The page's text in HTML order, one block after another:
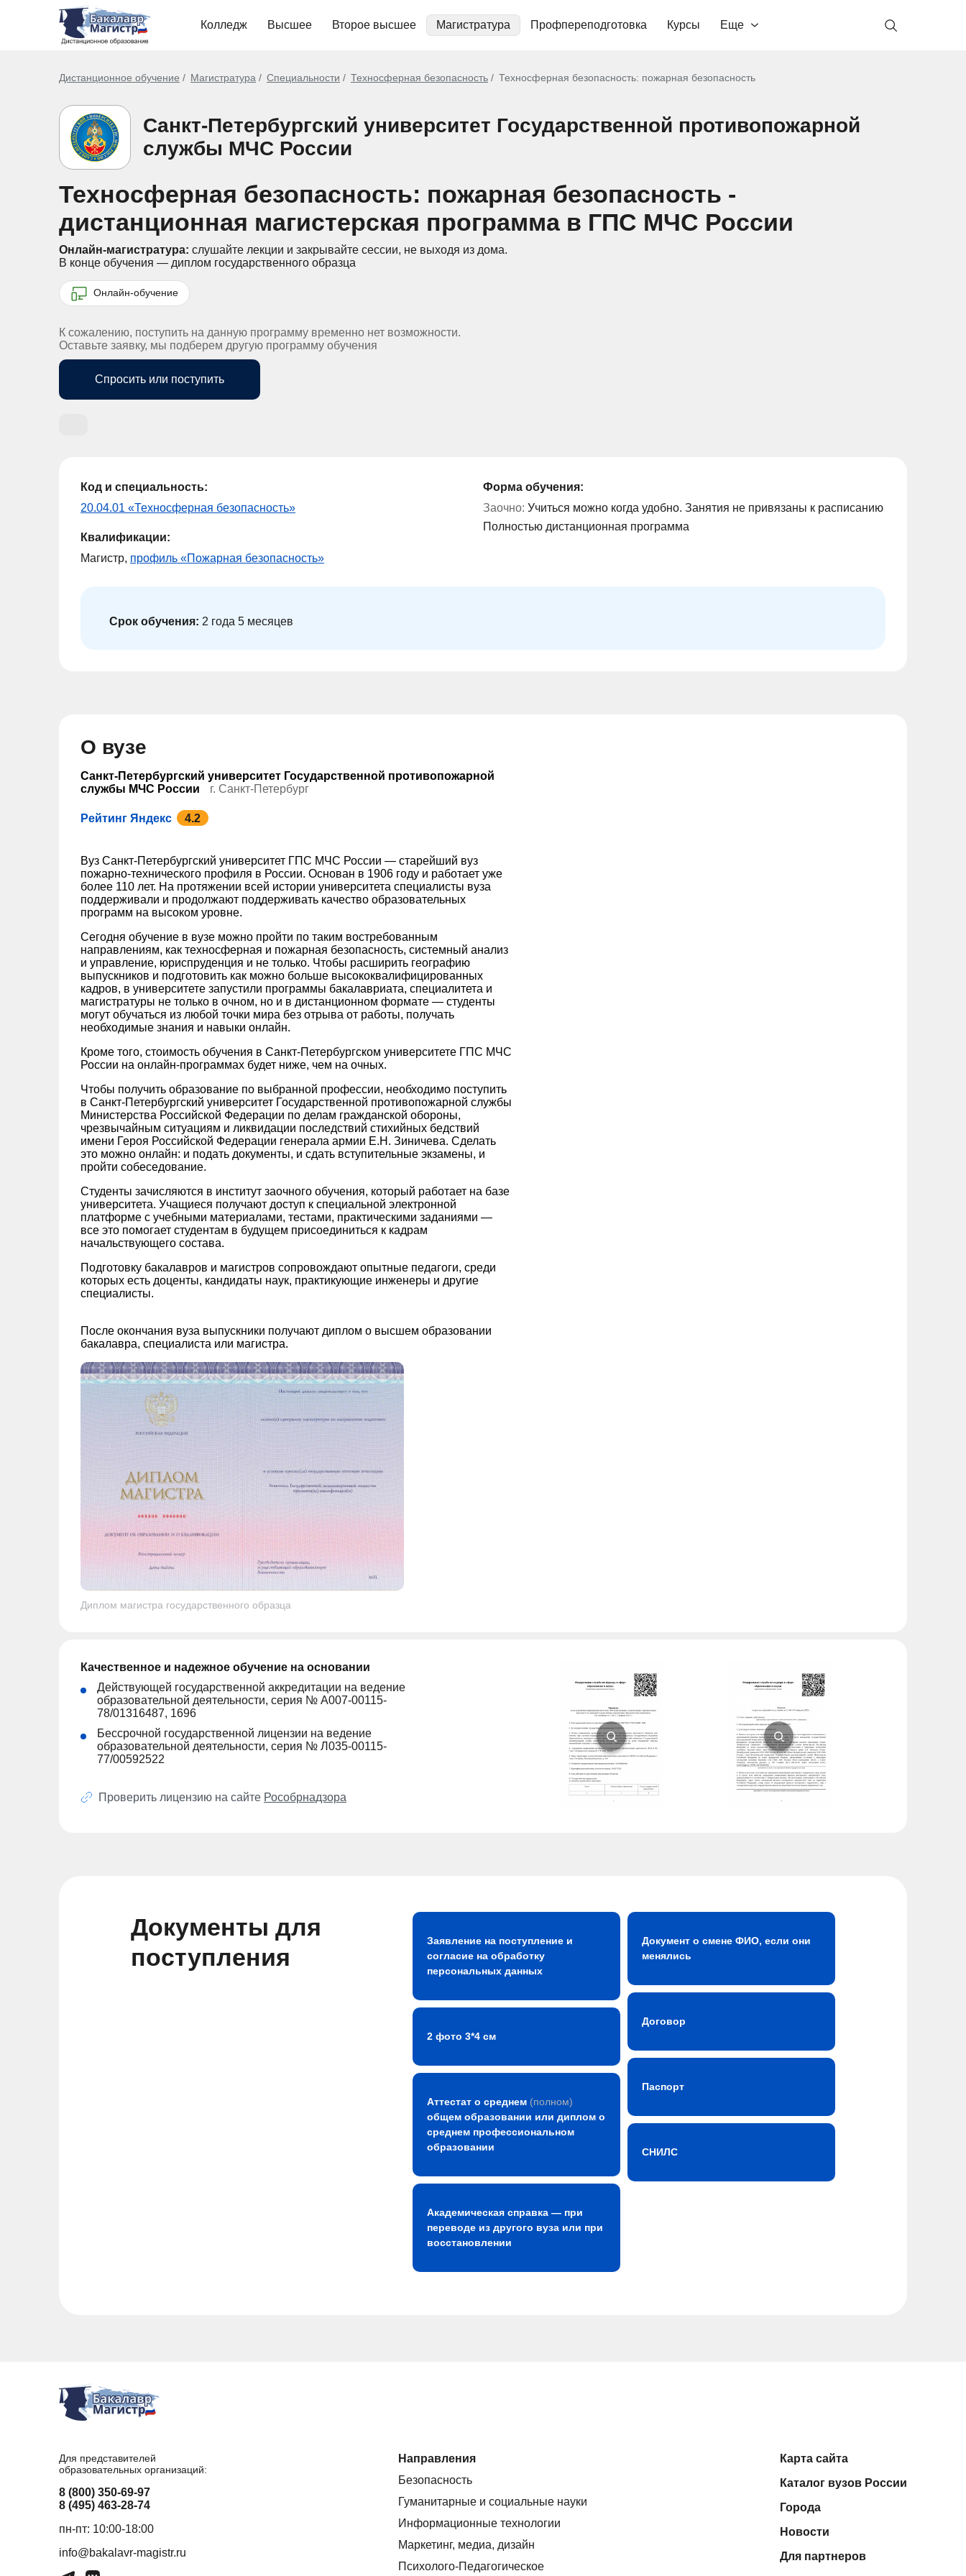
Колледж Высшее Второе высшее Магистратура Профпереподготовка Курсы Еще
Дистанционное обучение Магистратура Специальности Техносферная безопасность Техносферная безопасность: пожарная безопасность
Санкт-Петербургский университет Государственной противопожарной
службы МЧС России
Техносферная безопасность: пожарная безопасность -
дистанционная магистерская программа в ГПС МЧС России
Онлайн-магистратура: слушайте лекции и закрывайте сессии, не выходя из дома.
В конце обучения — диплом государственного образца
Онлайн-обучение
К сожалению, поступить на данную программу временно нет возможности.
Оставьте заявку, мы подберем другую программу обучения
Спросить или поступить
Код и специальность:
20.04.01 «Техносферная безопасность»
Квалификации:
Магистр, профиль «Пожарная безопасность»
Форма обучения:
Заочно: Учиться можно когда удобно. Занятия не привязаны к расписанию
Полностью дистанционная программа
Срок обучения: 2 года 5 месяцев
О вузе
Санкт-Петербургский университет Государственной противопожарной
службы МЧС России
г. Санкт-Петербург
Рейтинг Яндекс 4.2
Вуз Санкт-Петербургский университет ГПС МЧС России — старейший вуз
пожарно-технического профиля в России. Основан в 1906 году и работает уже
более 110 лет. На протяжении всей истории университета специалисты вуза
поддерживали и продолжают поддерживать качество образовательных
программ на высоком уровне.
Сегодня обучение в вузе можно пройти по таким востребованным
направлениям, как техносферная и пожарная безопасность, системный анализ
и управление, юриспруденция и не только. Чтобы расширить географию
выпускников и подготовить как можно больше высококвалифицированных
кадров, в университете запустили программы бакалавриата, специалитета и
магистратуры не только в очном, но и в дистанционном формате — студенты
могут обучаться из любой точки мира без отрыва от работы, получать
необходимые знания и навыки онлайн.
Кроме того, стоимость обучения в Санкт-Петербургском университете ГПС МЧС
России на онлайн-программах будет ниже, чем на очных.
Чтобы получить образование по выбранной профессии, необходимо поступить
в Санкт-Петербургский университет Государственной противопожарной службы
Министерства Российской Федерации по делам гражданской обороны,
чрезвычайным ситуациям и ликвидации последствий стихийных бедствий
имени Героя Российской Федерации генерала армии Е.Н. Зиничева. Сделать
это можно онлайн: и подать документы, и сдать вступительные экзамены, и
пройти собеседование.
Студенты зачисляются в институт заочного обучения, который работает на базе
университета. Учащиеся получают доступ к специальной электронной
платформе с учебными материалами, тестами, практическими заданиями —
все это помогает студентам в будущем присоединиться к кадрам
начальствующего состава.
Подготовку бакалавров и магистров сопровождают опытные педагоги, среди
которых есть доценты, кандидаты наук, практикующие инженеры и другие
специалисты.
После окончания вуза выпускники получают диплом о высшем образовании
бакалавра, специалиста или магистра.
Диплом магистра государственного образца
Качественное и надежное обучение на основании
Действующей государственной аккредитации на ведение
образовательной деятельности, серия № A007-00115-
78/01316487, 1696
Бессрочной государственной лицензии на ведение
образовательной деятельности, серия № Л035-00115-
77/00592522
Проверить лицензию на сайте Рособрнадзора
Документы для
поступления
Заявление на поступление и
согласие на обработку
персональных данных
2 фото 3*4 см
Аттестат о среднем (полном)
общем образовании или диплом о
среднем профессиональном
образовании
Академическая справка — при
переводе из другого вуза или при
восстановлении
Документ о смене ФИО, если они
менялись
Договор
Паспорт
СНИЛС
Для представителей
образовательных организаций:
8 (800) 350-69-97
8 (495) 463-28-74
пн-пт: 10:00-18:00
info@bakalavr-magistr.ru
Направления
Безопасность
Гуманитарные и социальные науки
Информационные технологии
Маркетинг, медиа, дизайн
Психолого-Педагогическое
Карта сайта
Каталог вузов России
Города
Новости
Для партнеров